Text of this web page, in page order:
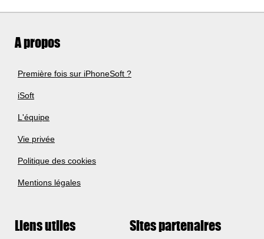
A propos
Première fois sur iPhoneSoft ?
iSoft
L'équipe
Vie privée
Politique des cookies
Mentions légales
Liens utiles Sites partenaires